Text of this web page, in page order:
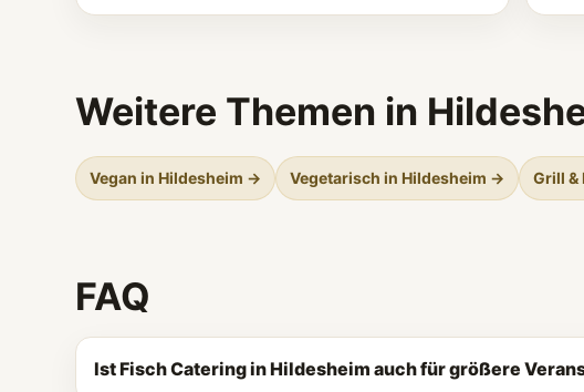
Weitere Themen in
Vegan in Hildesheim → Vegetarisch in Hildesheim → Grill &
FAQ
Ist Fisch Catering in Hildesheim auch für größere